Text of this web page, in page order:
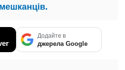
Додайте в
джерела Google